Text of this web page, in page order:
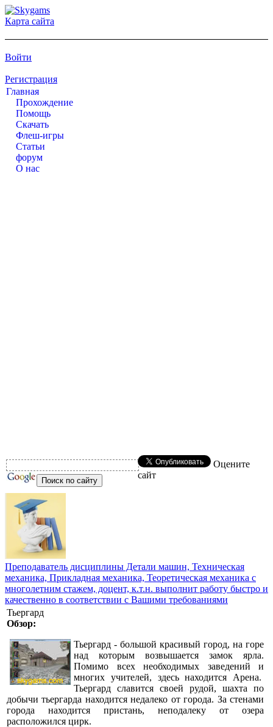
Карта сайта
Войти
Регистрация
Главная
Прохождение
Помощь
Cкачать
Флеш-игры
Статьи
форум
О нас
Оцените
сайт
Преподаватель дисциплины Детали машин, Техническая
механика, Прикладная механика, Теоретическая механика с
многолетним стажем, доцент, к.т.н. выполнит работу быстро и
качественно в соответствии с Вашими требованиями
Тьергард
Обзор:
Тьергард - большой красивый город, на горе
над которым возвышается замок ярла.
Помимо всех необходимых заведений и
многих учителей, здесь находится Арена.
Тьергард славится своей рудой, шахта по
добычи тьергарда находится недалеко от города. За стенами
города находится пристань, неподалеку от озера
расположился цирк.